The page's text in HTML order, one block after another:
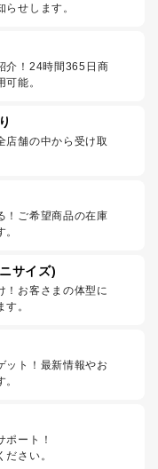
せします。
介！24時間365日商
能。
店舗の中から受け取
！ご希望商品の在庫
サイズ)
！お客さまの体型に
。
ット！最新情報やお
ポート！
さい。